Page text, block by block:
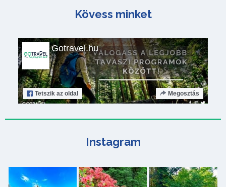
Kövess minket
Gotravel.hu
Tetszik az oldal Megosztás
Instagram